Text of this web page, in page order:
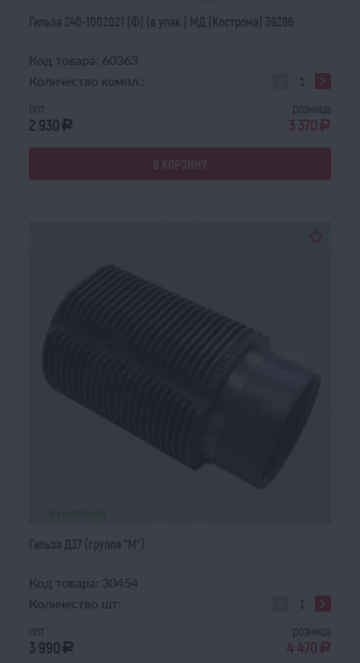
Гильза 240-1002021 (Ф) (в упак.) МД (Кострома) 39286
Код товара: 60363
Количество компл.:
опт
2 930 a
розница
3 370 a
В КОРЗИНУ
В НАЛИЧИИ
Гильза Д37 (группа "М")
Код товара: 30454
Количество шт:
опт
3 990 a
розница
4 470 a